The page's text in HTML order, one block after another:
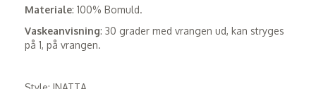
Materiale: 100% Bomuld.
Vaskeanvisning: 30 grader med vrangen ud, kan stryges
på 1, på vrangen.